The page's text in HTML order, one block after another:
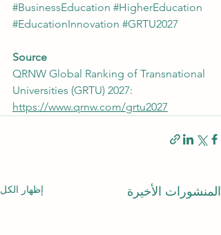
#BusinessEducation #HigherEducation
#EducationInnovation #GRTU2027
Source
QRNW Global Ranking of Transnational
Universities (GRTU) 2027:
https://www.qrnw.com/grtu2027
المنشورات الأخيرة إظهار الكل